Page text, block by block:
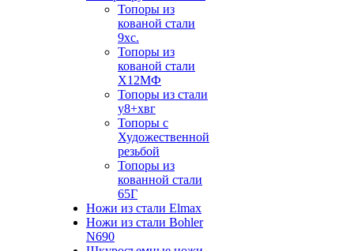
Топоры из
кованой стали
9хс.
Топоры из
кованой стали
Х12МФ
Топоры из стали
у8+хвг
Топоры с
Художественной
резьбой
Топоры из
кованной стали
65Г
Ножи из стали Elmax
Ножи из стали Bohler
N690